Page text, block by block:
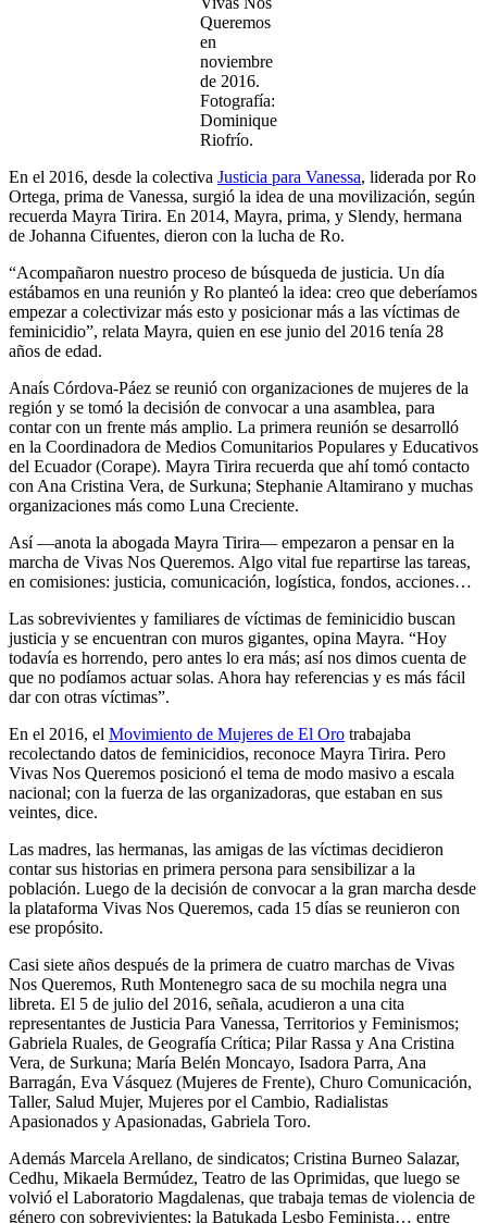
Queremos
en
noviembre
de 2016.
Fotografía:
Dominique
Riofrío.
En el 2016, desde la colectiva Justicia para Vanessa, liderada por Ro
Ortega, prima de Vanessa, surgió la idea de una movilización, según
recuerda Mayra Tirira. En 2014, Mayra, prima, y Slendy, hermana
de Johanna Cifuentes, dieron con la lucha de Ro.
“Acompañaron nuestro proceso de búsqueda de justicia. Un día
estábamos en una reunión y Ro planteó la idea: creo que deberíamos
empezar a colectivizar más esto y posicionar más a las víctimas de
feminicidio”, relata Mayra, quien en ese junio del 2016 tenía 28
años de edad.
Anaís Córdova-Páez se reunió con organizaciones de mujeres de la
región y se tomó la decisión de convocar a una asamblea, para
contar con un frente más amplio. La primera reunión se desarrolló
en la Coordinadora de Medios Comunitarios Populares y Educativos
del Ecuador (Corape). Mayra Tirira recuerda que ahí tomó contacto
con Ana Cristina Vera, de Surkuna; Stephanie Altamirano y muchas
organizaciones más como Luna Creciente.
Así —anota la abogada Mayra Tirira— empezaron a pensar en la
marcha de Vivas Nos Queremos. Algo vital fue repartirse las tareas,
en comisiones: justicia, comunicación, logística, fondos, acciones…
Las sobrevivientes y familiares de víctimas de feminicidio buscan
justicia y se encuentran con muros gigantes, opina Mayra. “Hoy
todavía es horrendo, pero antes lo era más; así nos dimos cuenta de
que no podíamos actuar solas. Ahora hay referencias y es más fácil
dar con otras víctimas”.
En el 2016, el Movimiento de Mujeres de El Oro trabajaba
recolectando datos de feminicidios, reconoce Mayra Tirira. Pero
Vivas Nos Queremos posicionó el tema de modo masivo a escala
nacional; con la fuerza de las organizadoras, que estaban en sus
veintes, dice.
Las madres, las hermanas, las amigas de las víctimas decidieron
contar sus historias en primera persona para sensibilizar a la
población. Luego de la decisión de convocar a la gran marcha desde
la plataforma Vivas Nos Queremos, cada 15 días se reunieron con
ese propósito.
Casi siete años después de la primera de cuatro marchas de Vivas
Nos Queremos, Ruth Montenegro saca de su mochila negra una
libreta. El 5 de julio del 2016, señala, acudieron a una cita
representantes de Justicia Para Vanessa, Territorios y Feminismos;
Gabriela Ruales, de Geografía Crítica; Pilar Rassa y Ana Cristina
Vera, de Surkuna; María Belén Moncayo, Isadora Parra, Ana
Barragán, Eva Vásquez (Mujeres de Frente), Churo Comunicación,
Taller, Salud Mujer, Mujeres por el Cambio, Radialistas
Apasionados y Apasionadas, Gabriela Toro.
Además Marcela Arellano, de sindicatos; Cristina Burneo Salazar,
Cedhu, Mikaela Bermúdez, Teatro de las Oprimidas, que luego se
volvió el Laboratorio Magdalenas, que trabaja temas de violencia de
género con sobrevivientes; la Batukada Lesbo Feminista… entre